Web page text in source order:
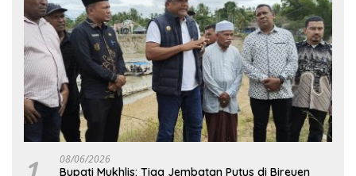
08/06/2026
Bupati Mukhlis: Tiga Jembatan Putus di Bireuen